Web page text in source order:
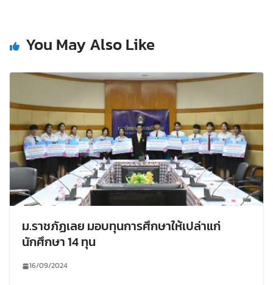
You May Also Like
ม.ราชภัฏเลย มอบทุนการศึกษาให้เปล่าแก่
นักศึกษา 14 ทุน
16/09/2024